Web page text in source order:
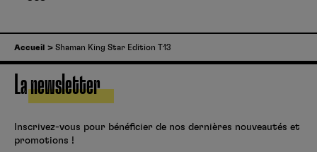
Accueil Shaman King Star Edition T13
La newsletter
Inscrivez-vous pour bénéficier de nos dernières nouveautés et
promotions !